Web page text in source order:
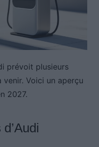
prévoit plusieurs
venir. Voici un aperçu
2027.